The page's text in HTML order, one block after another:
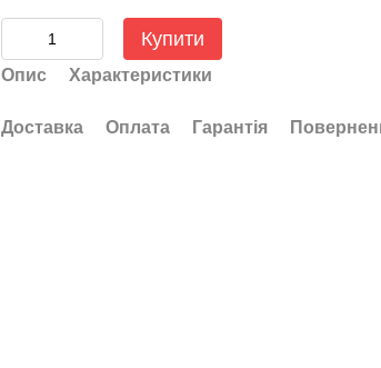
Купити
Опис Характеристики
Доставка Оплата Гарантія